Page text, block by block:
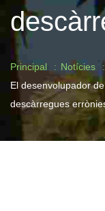
Principal
Notícies
El desenvolupador
descàrregues